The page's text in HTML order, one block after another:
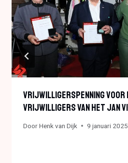
Vrijwilligerspenning Voor
Vrijwilligers Van Het Jan
DoorHenk van Dijk 9 januari 2025